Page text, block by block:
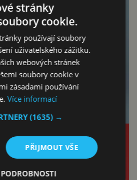
stránky
cookie.
používají soubory
uživatelského zážitku.
webových stránek
soubory cookie v
zásadami používání
Více informací
(1635) →
PŘIJMOUT VŠE